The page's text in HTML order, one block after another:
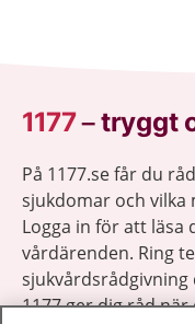
1177–tryggt
På 1177.se får du
sjukdomar och vilka
Logga in för att läsa
vårdärenden. Ring
1177 ger dig råd